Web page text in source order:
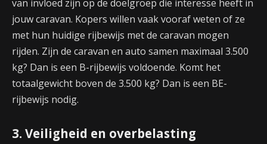
van invloed zijn op de doelgroep die interesse heeft in
jouw caravan. Kopers willen vaak vooraf weten of ze
met hun huidige rijbewijs met de caravan mogen
rijden. Zijn de caravan en auto samen maximaal 3.500
kg? Dan is een B-rijbewijs voldoende. Komt het
totaalgewicht boven de 3.500 kg? Dan is een BE-
rijbewijs nodig.
3. Veiligheid en overbelasting